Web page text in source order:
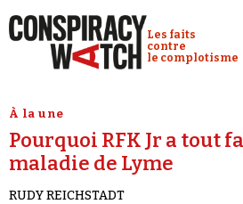
Conspiracy
Les faits
contre
le complotisme
Analyses
Conspipédia
À la une
Pourquoi RFK Jr a tout
maladie de Lyme
RUDY REICHSTADT